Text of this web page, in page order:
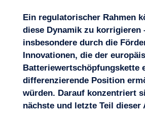
Ein regulatorischer Rahmen
diese Dynamik zu korrigieren
insbesondere durch die
Innovationen, die der
Batteriewertschöpfungskette
differenzierende Position
würden. Darauf konzentriert
nächste und letzte Teil dieser